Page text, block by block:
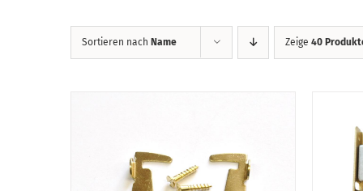
Sortieren nach Name Zeige 40